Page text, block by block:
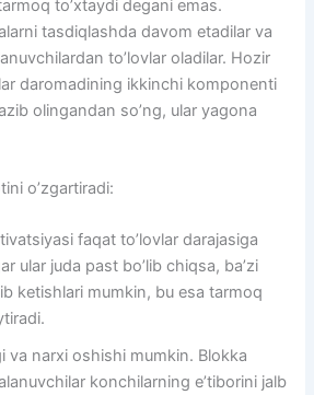
to’xtaydi degani emas.
tasdiqlashda davom etadilar va
to’lovlar oladilar. Hozir
daromadining ikkinchi komponenti
olingandan so’ng, ular yagona
o’zgartiradi:
faqat to’lovlar darajasiga
ular juda past bo’lib chiqsa, ba’zi
ketishlari mumkin, bu esa tarmoq
va narxi oshishi mumkin. Blokka
konchilarning e’tiborini jalb